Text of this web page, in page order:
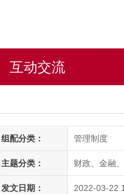
互动交流
组配分类： 管理制度
主题分类： 财政、金融
发文日期： 2022-03-22